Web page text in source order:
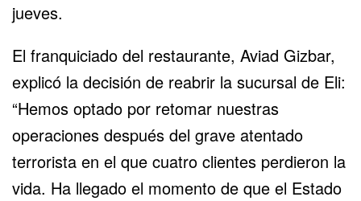
jueves.
El franquiciado del restaurante, Aviad Gizbar,
explicó la decisión de reabrir la sucursal de Eli:
“Hemos optado por retomar nuestras
operaciones después del grave atentado
terrorista en el que cuatro clientes perdieron la
vida. Ha llegado el momento de que el Estado